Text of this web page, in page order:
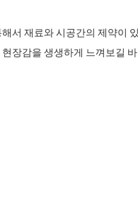
서 재료와 시공간의 제약이
장감을 생생하게 느껴보길